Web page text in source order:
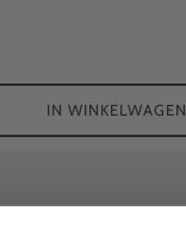
IN WINKELWAGEN